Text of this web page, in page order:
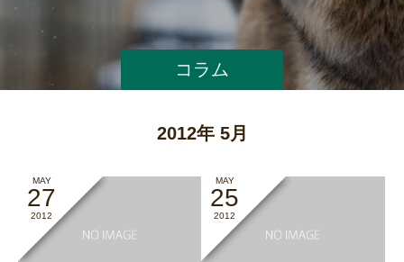
コラム
2012年 5月
MAY
27
2012
MAY
25
2012